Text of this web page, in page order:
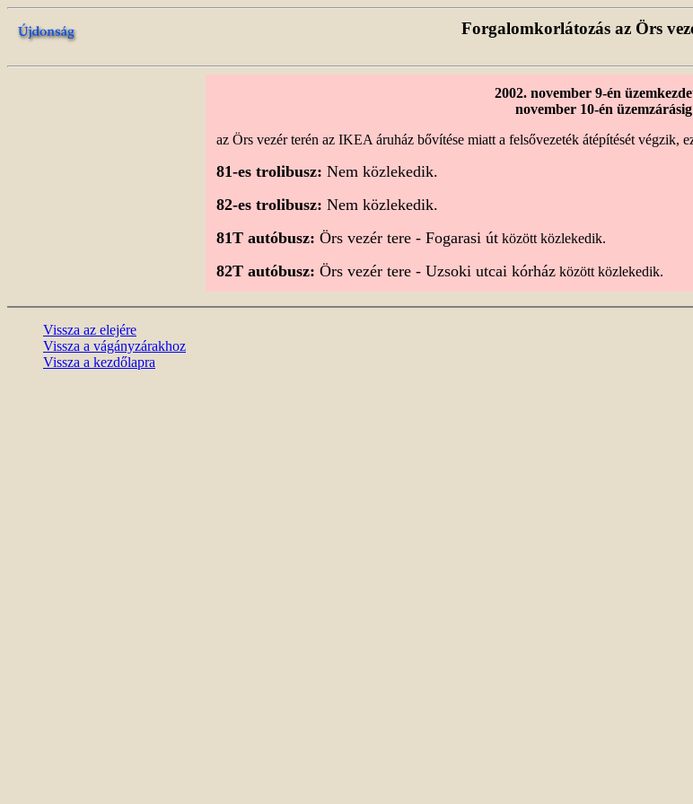
Forgalomkorlátozás az Örs
2002. november 9-én
november 10-én üzemzárásig
az Örs vezér terén az IKEA áruház bővítése miatt a felsővezeték átépítését végzik,
81-es trolibusz: Nem közlekedik.
82-es trolibusz: Nem közlekedik.
81T autóbusz: Örs vezér tere - Fogarasi útközött közlekedik.
82T autóbusz: Örs vezér tere - Uzsoki utcai kórházközött közlekedik.
Vissza az elejére
Vissza a vágányzárakhoz
Vissza a kezdőlapra